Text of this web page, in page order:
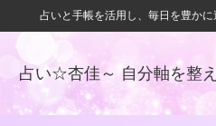
占いと手帳を活用し、毎日を豊か
占い☆杏佳～ 自分軸を整